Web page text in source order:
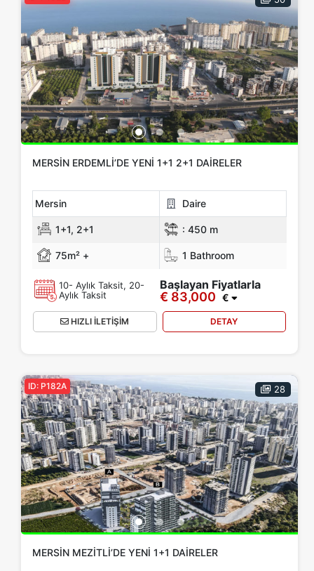
MERSIN ERDEMLI’DE YENI 1+1 2+1 DAIRELER
Mersin Daire
1+1, 2+1 : 450 m
75m² + 1 Bathroom
10- Aylık Taksit, 20-
Aylık Taksit
Başlayan Fiyatlarla
€ 83,000 €
HIZLI İLETİŞİM DETAY
28
ID: P182A
MERSIN MEZITLI’DE YENI 1+1 DAIRELER